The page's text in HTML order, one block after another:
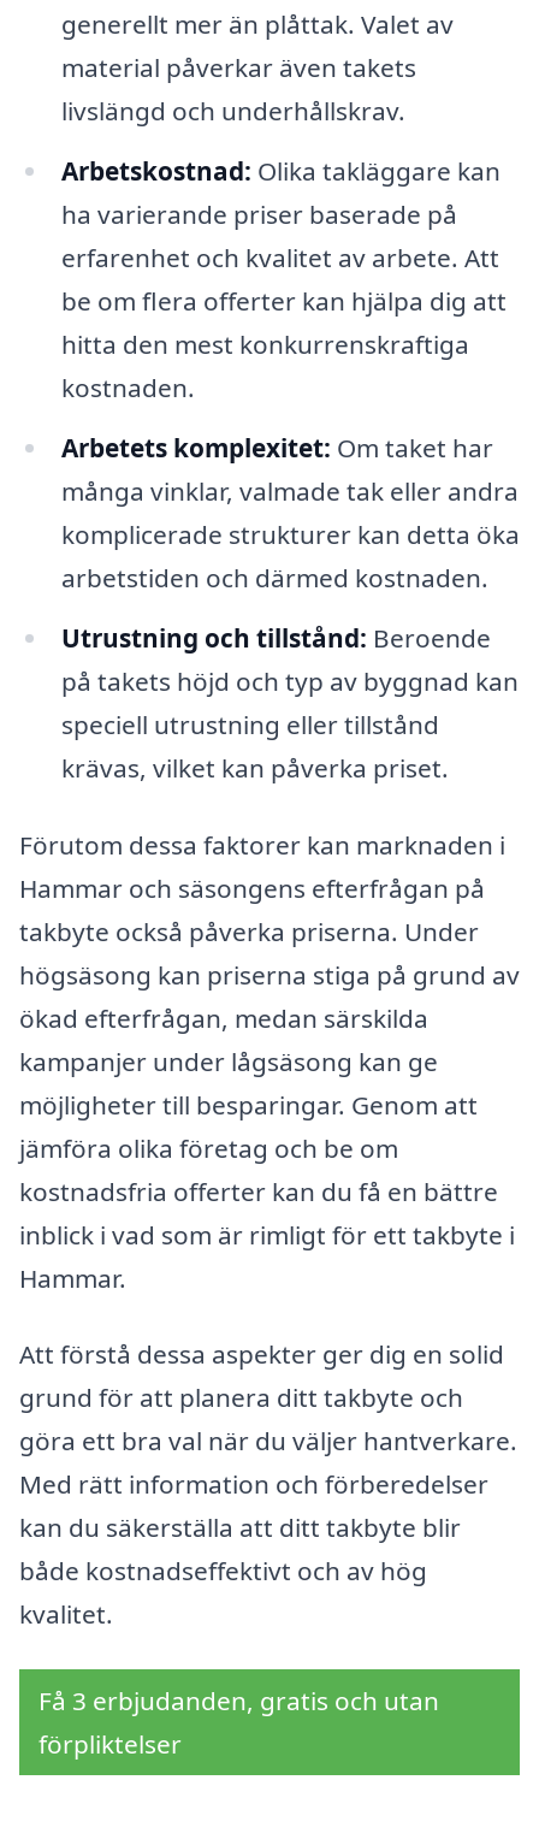
generellt mer än plåttak. Valet av
material påverkar även takets
livslängd och underhållskrav.
Arbetskostnad: Olika takläggare kan
ha varierande priser baserade på
erfarenhet och kvalitet av arbete. Att
be om flera offerter kan hjälpa dig att
hitta den mest konkurrenskraftiga
kostnaden.
Arbetets komplexitet: Om taket har
många vinklar, valmade tak eller andra
komplicerade strukturer kan detta öka
arbetstiden och därmed kostnaden.
Utrustning och tillstånd: Beroende
på takets höjd och typ av byggnad kan
speciell utrustning eller tillstånd
krävas, vilket kan påverka priset.
Förutom dessa faktorer kan marknaden i
Hammar och säsongens efterfrågan på
takbyte också påverka priserna. Under
högsäsong kan priserna stiga på grund av
ökad efterfrågan, medan särskilda
kampanjer under lågsäsong kan ge
möjligheter till besparingar. Genom att
jämföra olika företag och be om
kostnadsfria offerter kan du få en bättre
inblick i vad som är rimligt för ett takbyte i
Hammar.
Att förstå dessa aspekter ger dig en solid
grund för att planera ditt takbyte och
göra ett bra val när du väljer hantverkare.
Med rätt information och förberedelser
kan du säkerställa att ditt takbyte blir
både kostnadseffektivt och av hög
kvalitet.
Få 3 erbjudanden, gratis och utan
förpliktelser